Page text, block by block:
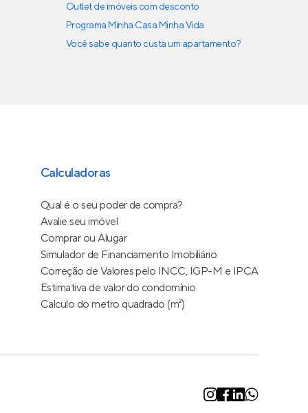
Outlet de imóveis com desconto
Programa Minha Casa Minha Vida
Você sabe quanto custa um apartamento?
Calculadoras
Qual é o seu poder de compra?
Avalie seu imóvel
Comprar ou Alugar
Simulador de Financiamento Imobiliário
Correção de Valores pelo INCC, IGP-M e IPCA
Estimativa de valor do condomínio
Calculo do metro quadrado (m²)